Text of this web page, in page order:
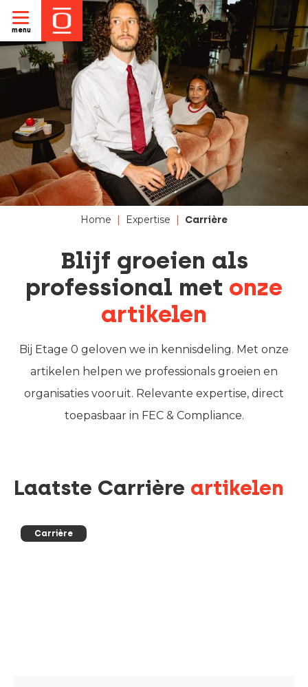
menu
Home | Expertise | Carrière
Blijf groeien als
professional met onze
artikelen
Bij Etage 0 geloven we in kennisdeling. Met onze
artikelen helpen we professionals groeien en
organisaties vooruit. Relevante expertise, direct
toepasbaar in FEC & Compliance.
Laatste Carrière artikelen
Carrière